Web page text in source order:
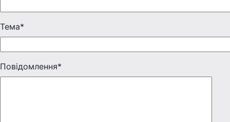
Тема*
Повідомлення*